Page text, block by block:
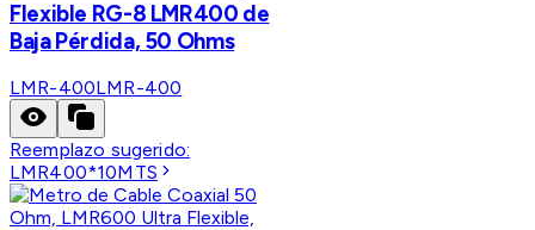
Flexible RG-8 LMR400 de
Baja Pérdida, 50 Ohms
LMR-400LMR-400
Reemplazo sugerido:
LMR400*10MTS